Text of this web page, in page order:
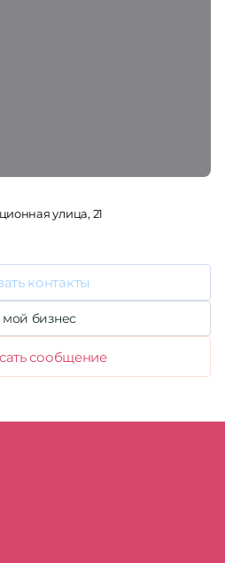
улица, 21
контакты
мой бизнес
сообщение